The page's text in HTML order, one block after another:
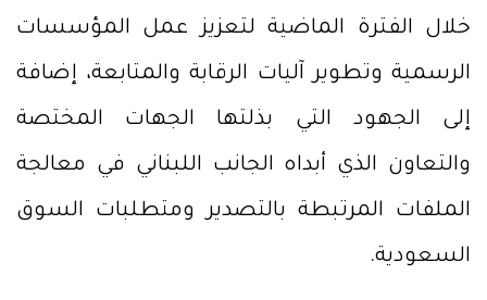
خلال الفترة الماضية لتعزيز عمل المؤسسات
الرسمية وتطوير آليات الرقابة والمتابعة، إضافة
إلى الجهود التي بذلتها الجهات المختصة
والتعاون الذي أبداه الجانب اللبناني في معالجة
الملفات المرتبطة بالتصدير ومتطلبات السوق
السعودية.